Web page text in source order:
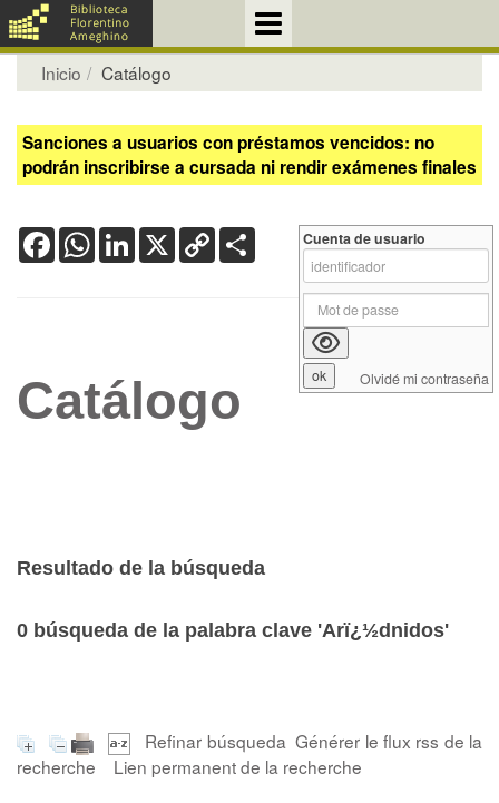
Inicio Catálogo
Sanciones a usuarios con préstamos vencidos: no
podrán inscribirse a cursada ni rendir exámenes finales
FacebookWhatsApp
LinkedIn
X Copy
Link
Catálogo
Resultado de la búsqueda
0 búsqueda de la palabra clave 'Arï¿½dnidos'
Refinar búsqueda Générer le flux rss de la
recherche
Lien permanent de la recherche
Cuenta de usuario
Olvidé mi contraseña